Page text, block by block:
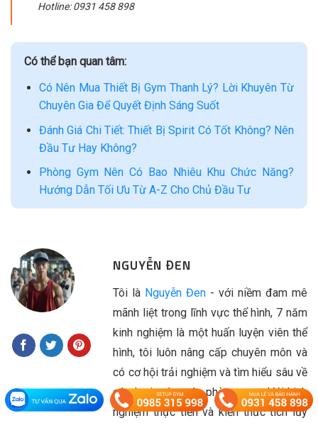
Hotline: 0931 458 898
Có thể bạn quan tâm:
Có Nên Mua Thiết Bị Gym Thanh Lý? Lời Khuyên Từ
Chuyên Gia Để Quyết Định Sáng Suốt
Đánh Giá Chi Tiết: Thiết Bị Spirit Có Tốt Không? Nên
Đầu Tư Hay Không?
Phòng Gym Nên Có Bao Nhiêu Khu Chức Năng?
Hướng Dẫn Tối Ưu Từ A-Z Cho Chủ Đầu Tư
NGUYỄN ĐEN
Tôi là Nguyễn Đen - với niềm đam mê
mãnh liệt trong lĩnh vực thể hình, 7 năm
kinh nghiệm là một huấn luyện viên thể
hình, tôi luôn nâng cấp chuyên môn và
có cơ hội trải nghiệm và tìm hiểu sâu về
các loại máy móc phòng gym. Với kinh
nghiệm thực tiễn và kiến thức tích lũy